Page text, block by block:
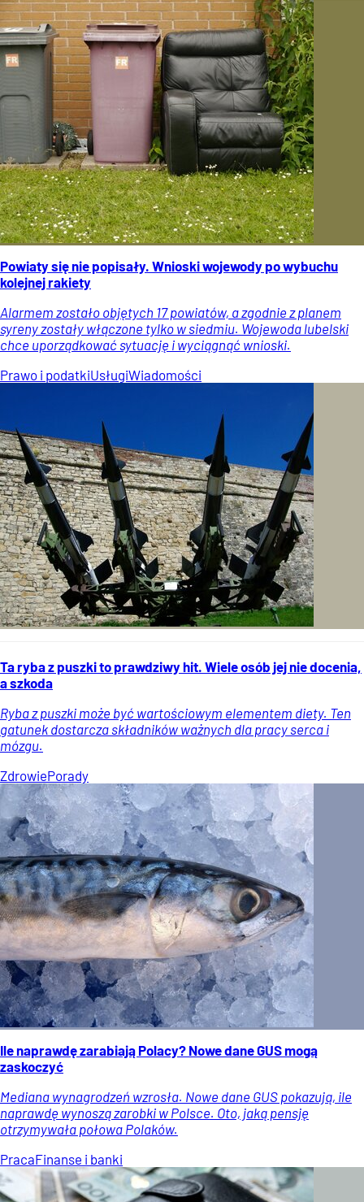
Powiaty się nie popisały. Wnioski wojewody po wybuchu
kolejnej rakiety
Alarmem zostało objętych 17 powiatów, a zgodnie z planem
syreny zostały włączone tylko w siedmiu. Wojewoda lubelski
chce uporządkować sytuację i wyciągnąć wnioski.
Prawo i podatkiUsługiWiadomości
Ta ryba z puszki to prawdziwy hit. Wiele osób jej nie docenia,
a szkoda
Ryba z puszki może być wartościowym elementem diety. Ten
gatunek dostarcza składników ważnych dla pracy serca i
mózgu.
ZdrowiePorady
Ile naprawdę zarabiają Polacy? Nowe dane GUS mogą
zaskoczyć
Mediana wynagrodzeń wzrosła. Nowe dane GUS pokazują, ile
naprawdę wynoszą zarobki w Polsce. Oto, jaką pensję
otrzymywała połowa Polaków.
PracaFinanse i banki